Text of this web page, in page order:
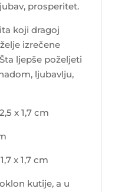
prosperitet.
koji dragoj
izrečene
ljepše poželjeti
ljubavlju,
x 1,7 cm
x 1,7 cm
kutije, a u